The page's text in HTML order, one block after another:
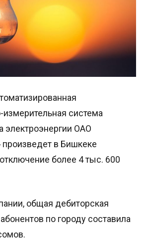
система
электроэнергии ОАО
произведет в Бишкеке
более 4 тыс. 600
общая дебиторская
по городу составила